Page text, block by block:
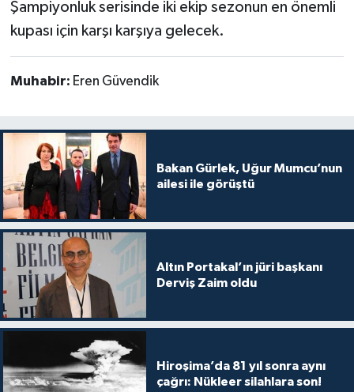
Şampiyonluk serisinde iki ekip sezonun en önemli
kupası için karşı karşıya gelecek.
Muhabir: Eren Güvendik
Bakan Gürlek, Uğur Mumcu’nun
ailesi ile görüştü
Altın Portakal’ın jüri başkanı
Derviş Zaim oldu
Hiroşima’da 81 yıl sonra aynı
çağrı: Nükleer silahlara son!